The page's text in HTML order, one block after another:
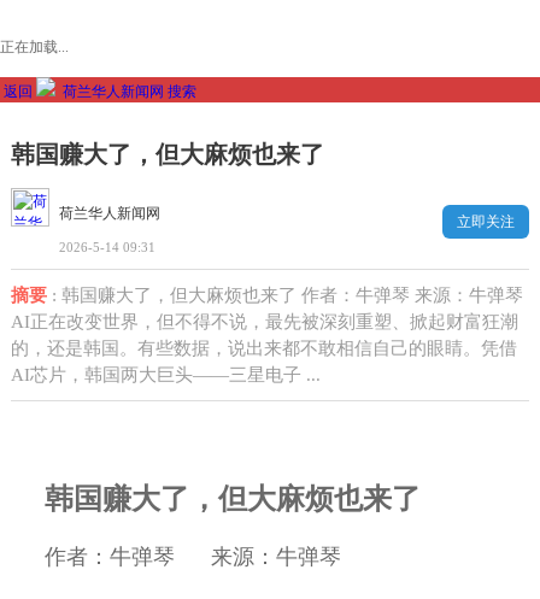
正在加载...
返回 荷兰华人新闻网 搜索
韩国赚大了，但大麻烦也来了
荷兰华人新闻网
2026-5-14 09:31
立即关注
摘要: 韩国赚大了，但大麻烦也来了 作者：牛弹琴 来源：牛弹琴
AI正在改变世界，但不得不说，最先被深刻重塑、掀起财富狂潮
的，还是韩国。有些数据，说出来都不敢相信自己的眼睛。凭借
AI芯片，韩国两大巨头——三星电子 ...
韩国赚大了，但大麻烦也来了
作者：牛弹琴 来源：牛弹琴